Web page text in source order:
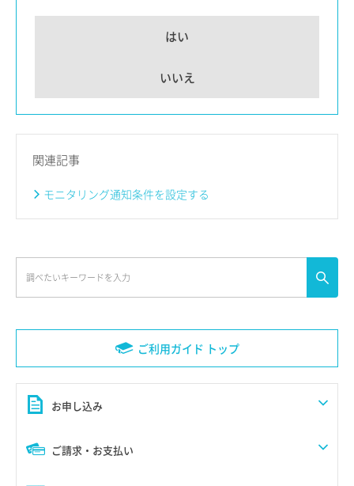
ご利用ガイド トップ
お申し込み
ご請求・お支払い
はい
いいえ
関連記事
モニタリング通知条件を設定する